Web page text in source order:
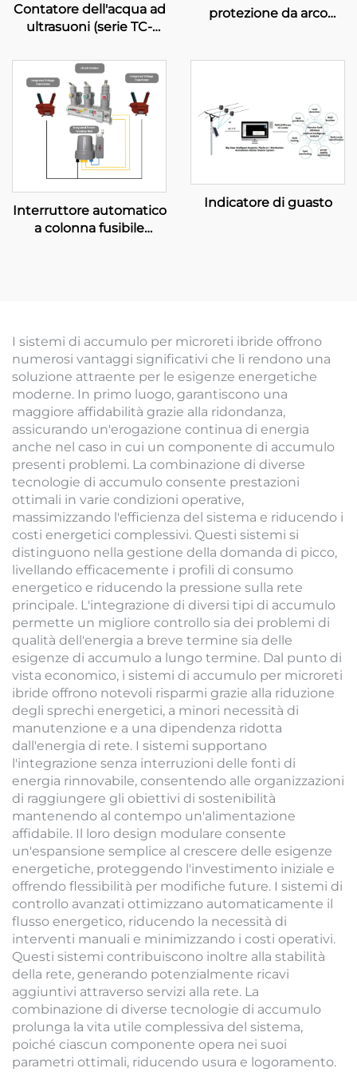
Contatore dell'acqua ad
ultrasuoni (serie TC-
protezione da arco
Interruttore automatico
a colonna fusibile
Indicatore di guasto
I sistemi di accumulo per microreti ibride offrono
numerosi vantaggi significativi che li rendono una
soluzione attraente per le esigenze energetiche
moderne. In primo luogo, garantiscono una
maggiore affidabilità grazie alla ridondanza,
assicurando un'erogazione continua di energia
anche nel caso in cui un componente di accumulo
presenti problemi. La combinazione di diverse
tecnologie di accumulo consente prestazioni
ottimali in varie condizioni operative,
massimizzando l'efficienza del sistema e riducendo i
costi energetici complessivi. Questi sistemi si
distinguono nella gestione della domanda di picco,
livellando efficacemente i profili di consumo
energetico e riducendo la pressione sulla rete
principale. L'integrazione di diversi tipi di accumulo
permette un migliore controllo sia dei problemi di
qualità dell'energia a breve termine sia delle
esigenze di accumulo a lungo termine. Dal punto di
vista economico, i sistemi di accumulo per microreti
ibride offrono notevoli risparmi grazie alla riduzione
degli sprechi energetici, a minori necessità di
manutenzione e a una dipendenza ridotta
dall'energia di rete. I sistemi supportano
l'integrazione senza interruzioni delle fonti di
energia rinnovabile, consentendo alle organizzazioni
di raggiungere gli obiettivi di sostenibilità
mantenendo al contempo un'alimentazione
affidabile. Il loro design modulare consente
un'espansione semplice al crescere delle esigenze
energetiche, proteggendo l'investimento iniziale e
offrendo flessibilità per modifiche future. I sistemi di
controllo avanzati ottimizzano automaticamente il
flusso energetico, riducendo la necessità di
interventi manuali e minimizzando i costi operativi.
Questi sistemi contribuiscono inoltre alla stabilità
della rete, generando potenzialmente ricavi
aggiuntivi attraverso servizi alla rete. La
combinazione di diverse tecnologie di accumulo
prolunga la vita utile complessiva del sistema,
poiché ciascun componente opera nei suoi
parametri ottimali, riducendo usura e logoramento.